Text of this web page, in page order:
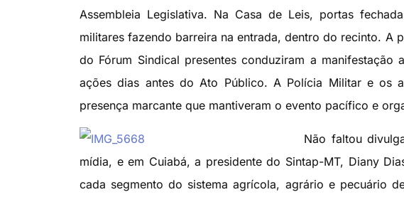
Assembleia Legislativa. Na Casa de Leis, portas
militares fazendo barreira na entrada, dentro do recinto. A
do Fórum Sindical presentes conduziram a
ações dias antes do Ato Público. A Polícia Militar e os
presença marcante que mantiveram o evento pacífico e
Não faltou
mídia, e em Cuiabá, a presidente do Sintap-MT, Diany
cada segmento do sistema agrícola, agrário e pecuário